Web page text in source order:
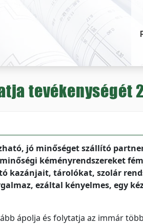
tevékenységét
jó minőséget szállító
kéményrendszereket
kazánjait, tárolókat, szolár
ezáltal kényelmes, egy
ápolja és folytatja az immár